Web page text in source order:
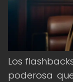
Los
poderosa